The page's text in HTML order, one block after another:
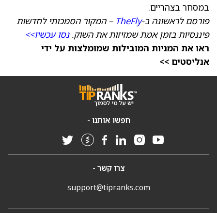
במסחר בצהריים.
פורסם לראשונה ב-TheFly – המקור הסמכותי לחדשות
פיננסיות בזמן אמת שמזיזות את השוק.נסו עכשיו>>
ראו את המניות המובילות שמומלצות על ידי
אנליסטים >>
חפשו אותנו -
צרו קשר -
support@tipranks.com